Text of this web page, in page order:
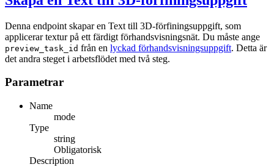
Denna endpoint skapar en Text till 3D-förfiningsuppgift, som
applicerar textur på ett färdigt förhandsvisningsnät. Du måste ange
preview_task_id från en lyckad förhandsvisningsuppgift. Detta är
det andra steget i arbetsflödet med två steg.
Parametrar
Name
mode
Type
string
Obligatorisk
Description